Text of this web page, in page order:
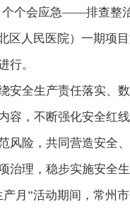
个会应急——排查整
人民医院）一期项
行。
全生产责任落实、
，不断强化安全红
险，共同营造安全、
理，稳步实施安全
月”活动期间，常州